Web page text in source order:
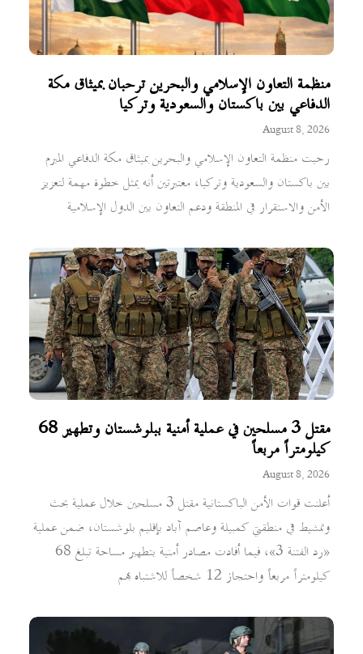
منظمة التعاون الإسلامي والبحرين ترحبان بميثاق مكة
الدفاعي بين باكستان والسعودية وتركيا
August 8, 2026
رحبت منظمة التعاون الإسلامي والبحرين بميثاق مكة الدفاعي المبرم
بين باكستان والسعودية وتركيا، معتبرتين أنه يمثل خطوة مهمة لتعزيز
الأمن والاستقرار في المنطقة ودعم التعاون بين الدول الإسلامية
مقتل 3 مسلحين في عملية أمنية ببلوشستان وتطهير 68
كيلومتراً مربعاً
August 8, 2026
أعلنت قوات الأمن الباكستانية مقتل 3 مسلحين خلال عملية بحث
وتمشيط في منطقتي كمبيلة وعاصم آباد بإقليم بلوشستان، ضمن عملية
«رد الفتنة 3»، فيما أفادت مصادر أمنية بتطهير مساحة تبلغ 68
كيلومتراً مربعاً واحتجاز 12 شخصاً للاشتباه بهم